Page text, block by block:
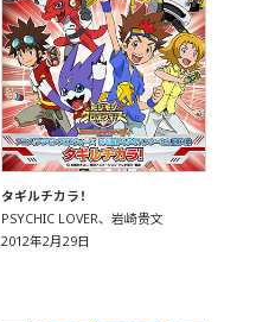
タギルチカラ！
PSYCHIC LOVER、岩崎贵文
2012年2月29日